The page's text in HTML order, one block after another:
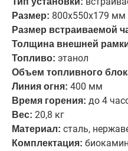
Размер: 800х550х179 мм
Размер встраиваемой
Толщина внешней
Топливо: этанол
Объем топливного
Линия огня: 400 мм
Время горения: до 4
Вес: 20,8 кг
Материал: сталь,
Комплектация: